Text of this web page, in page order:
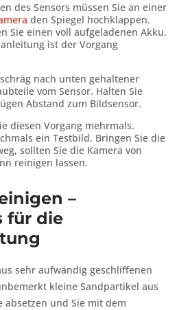
des Sensors müssen Sie an einer
den Spiegel hochklappen.
Sie einen voll aufgeladenen Akku.
ist der Vorgang
nach unten gehaltener
vom Sensor. Halten Sie
Abstand zum Bildsensor.
diesen Vorgang mehrmals.
ein Testbild. Bringen Sie die
sollten Sie die Kamera von
reinigen lassen.
–
für die
sehr aufwändig geschliffenen
kleine Sandpartikel aus
absetzen und Sie mit dem